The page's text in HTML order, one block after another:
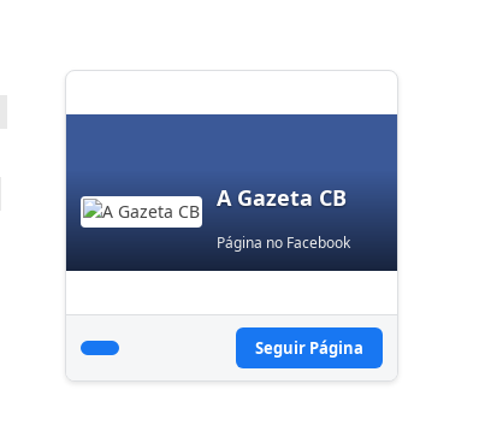
A Gazeta CB
Página no Facebook
Seguir Página